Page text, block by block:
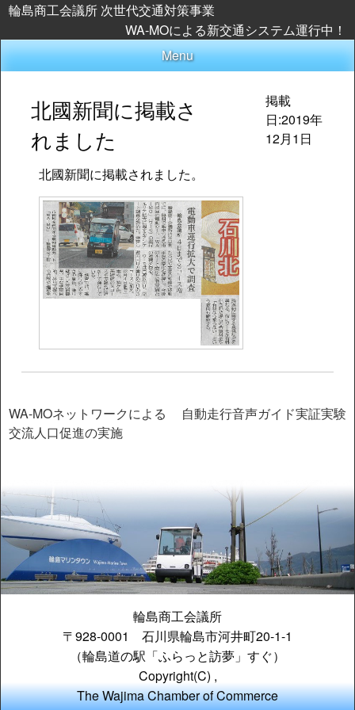
Skip
content
輪島商工会議所 次世代交通対策事業
WA-MOによる新交通システム運行中！
Menu
北國新聞に掲載さ
れました
掲載
日:2019年
12月1日
北國新聞に掲載されました。
投
稿
ゲ
ー
シ
ョ
ン
WA-MOネットワークによる
交流人口促進の実施
自動走行音声ガイド実証実験
輪島商工会議所
〒928-0001 石川県輪島市河井町20-1-1
（輪島道の駅「ふらっと訪夢」すぐ）
Copyright(C) ,
The Wajima Chamber of Commerce